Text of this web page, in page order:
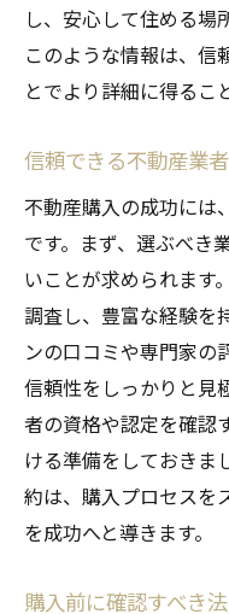
し、安心して住める場
このような情報は、信
とでより詳細に得るこ
信頼できる不動産業
不動産購入の成功には
です。まず、選ぶべき
いことが求められます
調査し、豊富な経験を
ンの口コミや専門家の
信頼性をしっかりと見
者の資格や認定を確認
ける準備をしておきま
約は、購入プロセスを
を成功へと導きます。
購入前に確認すべき